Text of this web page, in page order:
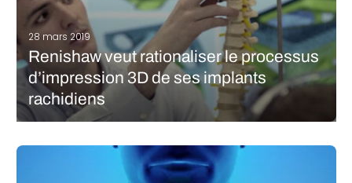
28 mars 2019
Renishaw veut rationaliser le processus
d’impression 3D de ses implants
rachidiens
nTopology et l’entreprise de recherche Irish Manufacturing
Research (IMR) afin d’uniformiser les processus d’impression
3D d’implants rachidiens et montrer tout le potentiel de la